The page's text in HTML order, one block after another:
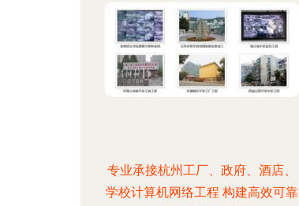
专业承接杭州工厂、政府、酒店、
学校计算机网络工程 构建高效可靠